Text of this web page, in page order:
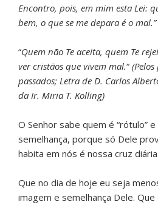
Encontro, pois, em mim esta Lei:
bem, o que se me depara é o
“Quem não Te aceita, quem Te
ver cristãos que vivem mal.“
passados; Letra de D. Carlos
da Ir. Miria T. Kolling)
O Senhor sabe quem é “rótulo”
semelhança, porque só Dele
habita em nós é nossa cruz diária.
Que no dia de hoje eu seja
imagem e semelhança Dele. Que